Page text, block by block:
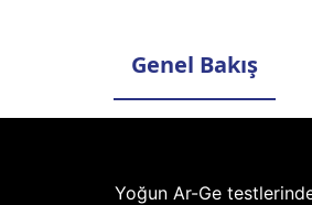
Genel Bakış
Yoğun Ar-Ge